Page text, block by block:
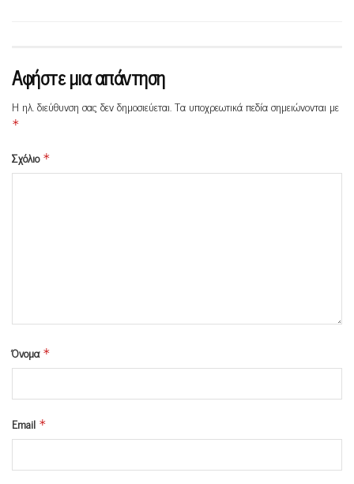
Αφήστε μια απάντηση
Η ηλ. διεύθυνση σας δεν δημοσιεύεται.Τα υποχρεωτικά πεδία σημειώνονται με
*
Σχόλιο *
Όνομα *
Email *